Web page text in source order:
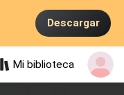
Descargar
Mi biblioteca